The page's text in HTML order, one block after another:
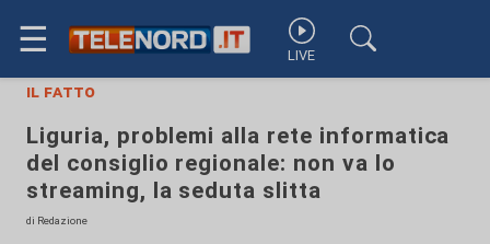
☰ LIVE
il fatto
Liguria, problemi alla rete informatica
del consiglio regionale: non va lo
streaming, la seduta slitta
di Redazione